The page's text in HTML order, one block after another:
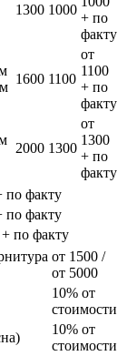
1300 1000
+ по
факту
1600 1100
от
1100
+ по
факту
2000 1300
от
1300
+ по
факту
по факту
по факту
по факту
от 1500 /
от 5000
10% от
стоимости
10% от
стоимости